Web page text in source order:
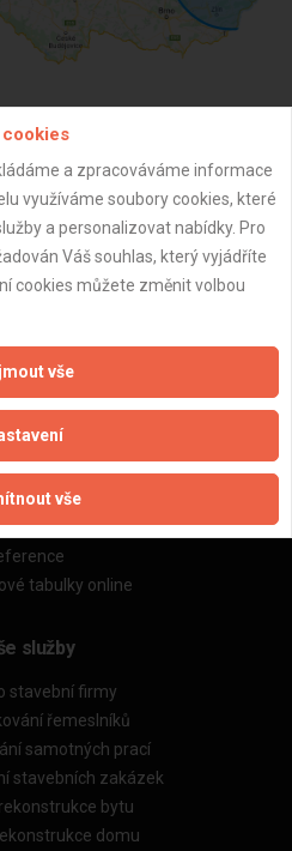
dne 03.12.2025 06:45:02
informace
a řemeslníci
osobních údajů
souborů cookie
(zprostředkování)
(rozpočtování)
tabulky online
služby
stavební firmy
řemeslníků
samotných prací
stavebních zakázek
bytu
domu
cookies
a zpracováváme informace
využíváme soubory cookies, které
a personalizovat nabídky. Pro
Váš souhlas, který vyjádříte
cookies můžete změnit volbou
vše
vše